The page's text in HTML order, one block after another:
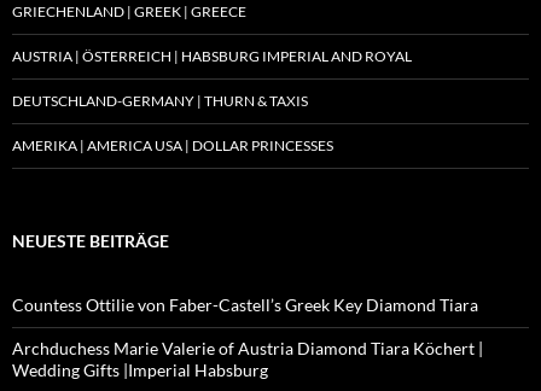
GRIECHENLAND | GREEK | GREECE
AUSTRIA | ÖSTERREICH | HABSBURG IMPERIAL AND ROYAL
DEUTSCHLAND-GERMANY | THURN & TAXIS
AMERIKA | AMERICA USA | DOLLAR PRINCESSES
NEUESTE BEITRÄGE
Countess Ottilie von Faber-Castell’s Greek Key Diamond Tiara
Archduchess Marie Valerie of Austria Diamond Tiara Köchert |
Wedding Gifts |Imperial Habsburg